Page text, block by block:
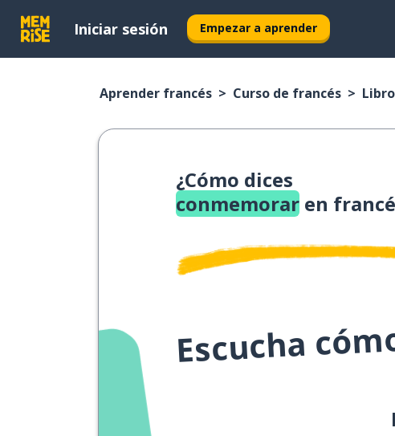
Iniciar sesión Empezar a aprender
Aprender francés Curso de francés
¿Cómo dices
conmemorar en
Escucha